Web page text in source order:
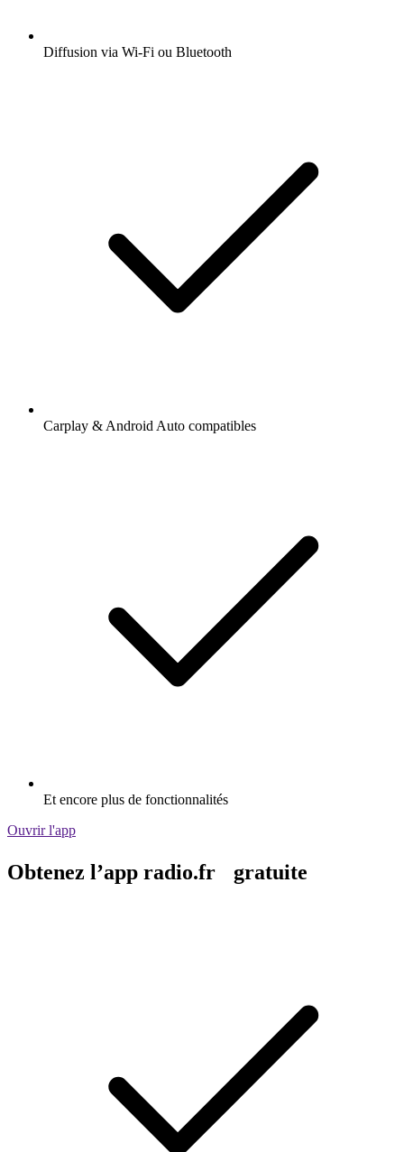
Diffusion via Wi-Fi ou Bluetooth
Carplay & Android Auto compatibles
Et encore plus de fonctionnalités
Ouvrir l'app
Obtenez l’app radio.fr gratuite